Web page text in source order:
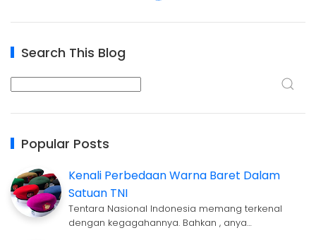
Search This Blog
Popular Posts
Kenali Perbedaan Warna Baret Dalam
Satuan TNI
Tentara Nasional Indonesia memang terkenal
dengan kegagahannya. Bahkan , anya…